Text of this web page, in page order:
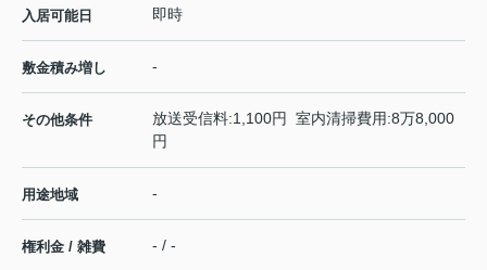
入居可能日 即時
敷金積み増し -
その他条件
放送受信料:1,100円 室内清掃費用:8万8,000
円
用途地域 -
権利金 / 雑費 - / -